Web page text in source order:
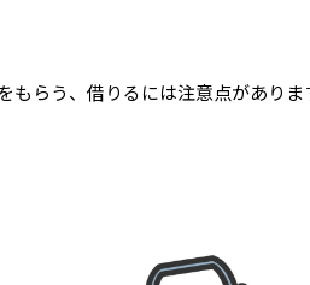
もらう、借りるには注意点がありま